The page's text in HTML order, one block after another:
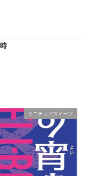
ミニチュアスイーツ